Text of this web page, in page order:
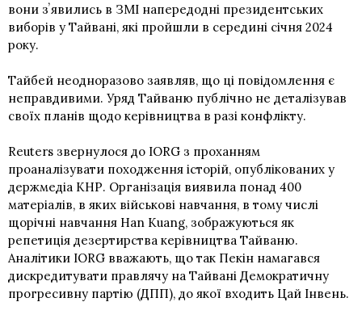
вони зʼявились в ЗМІ напередодні президентських
виборів у Тайвані, які пройшли в середині січня 2024
року.
Тайбей неодноразово заявляв, що ці повідомлення є
неправдивими. Уряд Тайваню публічно не деталізував
своїх планів щодо керівництва в разі конфлікту.
Reuters звернулося до IORG з проханням
проаналізувати походження історій, опублікованих у
держмедіа КНР. Організація виявила понад 400
матеріалів, в яких військові навчання, в тому числі
щорічні навчання Han Kuang, зображуються як
репетиція дезертирства керівництва Тайваню.
Аналітики IORG вважають, що так Пекін намагався
дискредитувати правлячу на Тайвані Демократичну
прогресивну партію (ДПП), до якої входить Цай Інвень.